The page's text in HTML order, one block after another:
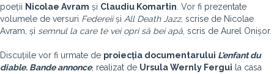
poeții Nicolae Avram și Claudiu Komartin . Vor fi prezentate
volumele de versuri Federeiiși All Death Jazz, scrise de Nicolae
Avram, și semnul la care te vei opri să bei apă , scris de Aurel Onișor.
Discuțiile vor fi urmate de proiecția documentarului L'enfant du
diable. Bande annonce, realizat de Ursula Wernly Fergui la casa